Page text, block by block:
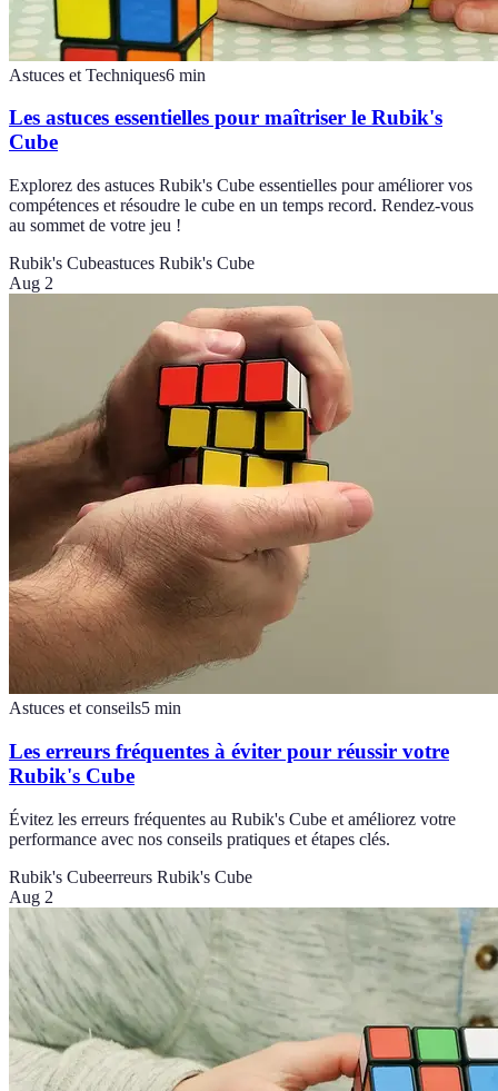
Astuces et Techniques6 min
Les astuces essentielles pour maîtriser le Rubik's
Cube
Explorez des astuces Rubik's Cube essentielles pour améliorer vos
compétences et résoudre le cube en un temps record. Rendez-vous
au sommet de votre jeu !
Rubik's Cubeastuces Rubik's Cube
Aug 2
Astuces et conseils5 min
Les erreurs fréquentes à éviter pour réussir votre
Rubik's Cube
Évitez les erreurs fréquentes au Rubik's Cube et améliorez votre
performance avec nos conseils pratiques et étapes clés.
Rubik's Cubeerreurs Rubik's Cube
Aug 2